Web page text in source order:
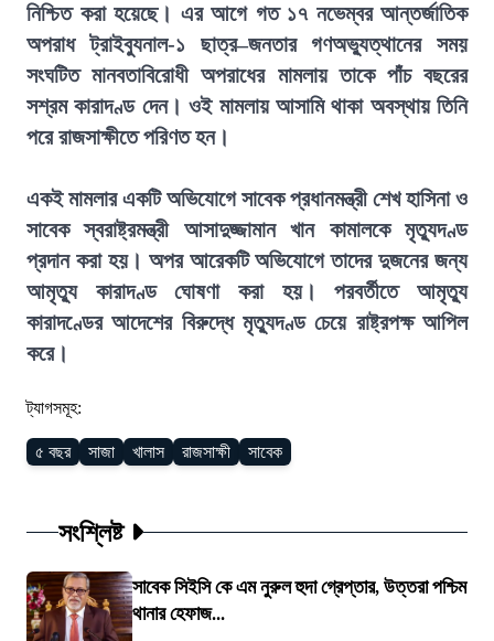
নিশ্চিত করা হয়েছে। এর আগে গত ১৭ নভেম্বর আন্তর্জাতিক
অপরাধ ট্রাইব্যুনাল-১ ছাত্র–জনতার গণঅভ্যুত্থানের সময়
সংঘটিত মানবতাবিরোধী অপরাধের মামলায় তাকে পাঁচ বছরের
সশ্রম কারাদণ্ড দেন। ওই মামলায় আসামি থাকা অবস্থায় তিনি
পরে রাজসাক্ষীতে পরিণত হন।
একই মামলার একটি অভিযোগে সাবেক প্রধানমন্ত্রী শেখ হাসিনা ও
সাবেক স্বরাষ্ট্রমন্ত্রী আসাদুজ্জামান খান কামালকে মৃত্যুদণ্ড
প্রদান করা হয়। অপর আরেকটি অভিযোগে তাদের দুজনের জন্য
আমৃত্যু কারাদণ্ড ঘোষণা করা হয়। পরবর্তীতে আমৃত্যু
কারাদণ্ডের আদেশের বিরুদ্ধে মৃত্যুদণ্ড চেয়ে রাষ্ট্রপক্ষ আপিল
করে।
ট্যাগসমূহ:
৫ বছর সাজা খালাস রাজসাক্ষী সাবেক
সংশ্লিষ্ট
সাবেক সিইসি কে এম নুরুল হুদা গ্রেপ্তার, উত্তরা পশ্চিম
থানার হেফাজ...